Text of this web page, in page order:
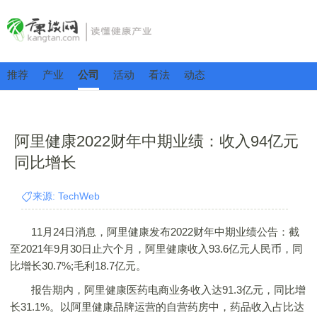
推荐 产业 公司 活动 看法 动态
阿里健康2022财年中期业绩：收入94亿元
同比增长
来源: TechWeb
11月24日消息，阿里健康发布2022财年中期业绩公告：截
至2021年9月30日止六个月，阿里健康收入93.6亿元人民币，同
比增长30.7%;毛利18.7亿元。
报告期内，阿里健康医药电商业务收入达91.3亿元，同比增
长31.1%。以阿里健康品牌运营的自营药房中，药品收入占比达